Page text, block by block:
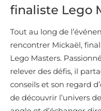
finaliste Lego
Tout au long de
rencontrer Mickaël,
Lego Masters.
relever des défis, il
conseils et son regard
de découvrir l’univers